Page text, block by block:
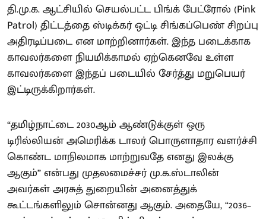
தி.மு.க. ஆட்சியில் செயல்பட்ட பிங்க் பேட்ரோல் (Pink
Patrol) திட்டத்தை ஸ்டிக்கர் ஒட்டி சிங்கப்பெண் சிறப்பு
அதிரடிப்படை என மாற்றினார்கள். இந்த படைக்காக
காவலர்களை நியமிக்காமல் ஏற்கெனவே உள்ள
காவலர்களை இந்தப் படையில் சேர்த்து மறுபெயர்
இட்டிருக்கிறார்கள்.
“தமிழ்நாட்டை 2030ஆம் ஆண்டுக்குள் ஒரு
டிரில்லியன் அமெரிக்க டாலர் பொருளாதார வளர்ச்சி
கொண்ட மாநிலமாக மாற்றுவதே எனது இலக்கு
ஆகும்” என்பது முதலமைச்சர் மு.க.ஸ்டாலின்
அவர்கள் அரசுத் துறையின் அனைத்துக்
கூட்டங்களிலும் சொன்னது ஆகும். அதையே, “2036–